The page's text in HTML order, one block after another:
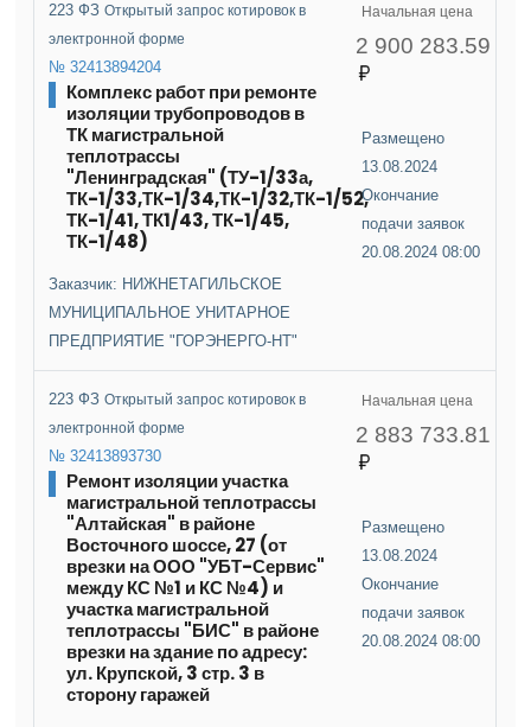
223 ФЗОткрытый запрос котировок в
электронной форме
№ 32413894204
Комплекс работ при ремонте
изоляции трубопроводов в
ТК магистральной
теплотрассы
"Ленинградская" (ТУ-1/33а,
ТК-1/33,ТК-1/34,ТК-1/32,ТК-1/52,
ТК-1/41, ТК1/43, ТК-1/45,
ТК-1/48)
Заказчик: НИЖНЕТАГИЛЬСКОЕ
МУНИЦИПАЛЬНОЕ УНИТАРНОЕ
ПРЕДПРИЯТИЕ "ГОРЭНЕРГО-НТ"
Начальная цена
2 900 283.59
Размещено
13.08.2024
Окончание
подачи заявок
20.08.2024 08:00
223 ФЗОткрытый запрос котировок в
электронной форме
№ 32413893730
Ремонт изоляции участка
магистральной теплотрассы
"Алтайская" в районе
Восточного шоссе, 27 (от
врезки на ООО "УБТ-Сервис"
между КС №1 и КС №4) и
участка магистральной
теплотрассы "БИС" в районе
врезки на здание по адресу:
ул. Крупской, 3 стр. 3 в
сторону гаражей
Начальная цена
2 883 733.81
Размещено
13.08.2024
Окончание
подачи заявок
20.08.2024 08:00